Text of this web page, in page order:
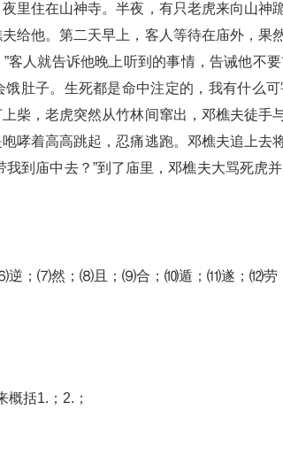
里住在山神寺。半夜，有只老虎来向山神
给他。第二天早上，客人等待在庙外，果
客人就告诉他晚上听到的事情，告诫他不
肚子。生死都是命中注定的，我有什么可
柴，老虎突然从竹林间窜出，邓樵夫徒手
哮着高高跳起，忍痛逃跑。邓樵夫追上去
到庙中去？”到了庙里，邓樵夫大骂死虎
逆；⑺然；⑻且；⑼合；⑽遁；⑾遂；⑿劳
括1.；2.；